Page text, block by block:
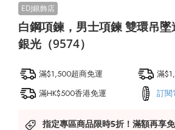
白鋼項鍊，男士項鍊 雙環吊
銀光（9574）
滿$1,500超商免運
滿
滿HK$500香港免運
訂閱
指定專區商品限時5折！滿額再享免